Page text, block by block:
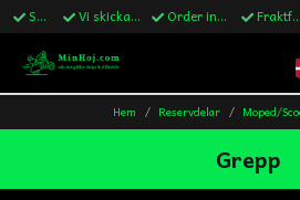
Snabba leveranser Vi skickar till Sverige,Danmark & Finland Order innan kl.13 skickas samma vardag Fraktfritt över 1200kr till Sverige
Hem Reservdelar Moped/
Grepp